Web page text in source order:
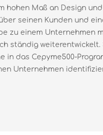
hohen Maß an Design
seinen Kunden und
zu einem Unternehmen
ständig weiterentwickelt.
in das Cepyme500-
Unternehmen